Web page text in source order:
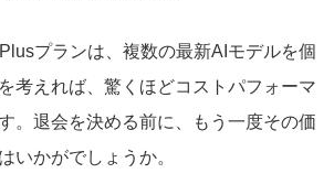
プランは、複数の最新AIモデルを個
考えれば、驚くほどコストパフォーマ
。退会を決める前に、もう一度その価
いかがでしょうか。